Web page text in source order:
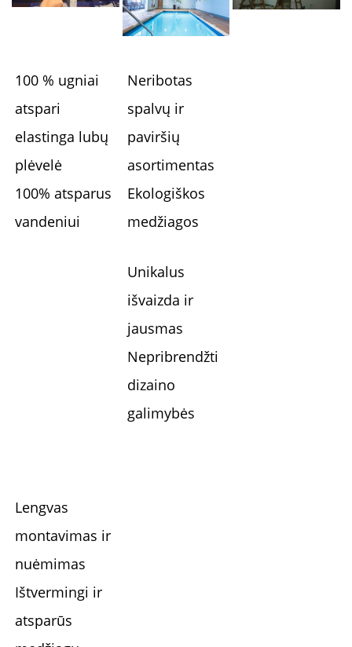
100 % ugniai
atspari
elastinga lubų
plėvelė
100% atsparus
vandeniui
Neribotas
spalvų ir
paviršių
asortimentas
Ekologiškos
medžiagos
Unikalus
išvaizda ir
jausmas
Nepribrendžti
dizaino
galimybės
Lengvas
montavimas ir
nuėmimas
Ištvermingi ir
atsparūs